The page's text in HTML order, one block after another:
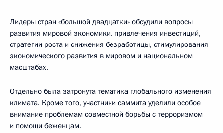
Лидеры стран «большой двадцатки» обсудили вопросы
развития мировой экономики, привлечения инвестиций,
стратегии роста и снижения безработицы, стимулирования
экономического развития в мировом и национальном
масштабах.
Отдельно была затронута тематика глобального изменения
климата. Кроме того, участники саммита уделили особое
внимание проблемам совместной борьбы с терроризмом
и помощи беженцам.